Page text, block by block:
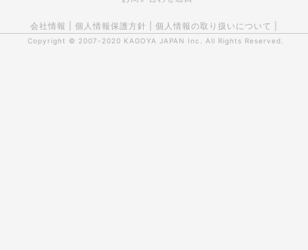
会社情報 個人情報保護方針 個人情報の取り扱いについて
Copyright © 2007-2020 KAGOYA JAPAN Inc. All Rights Reserved.